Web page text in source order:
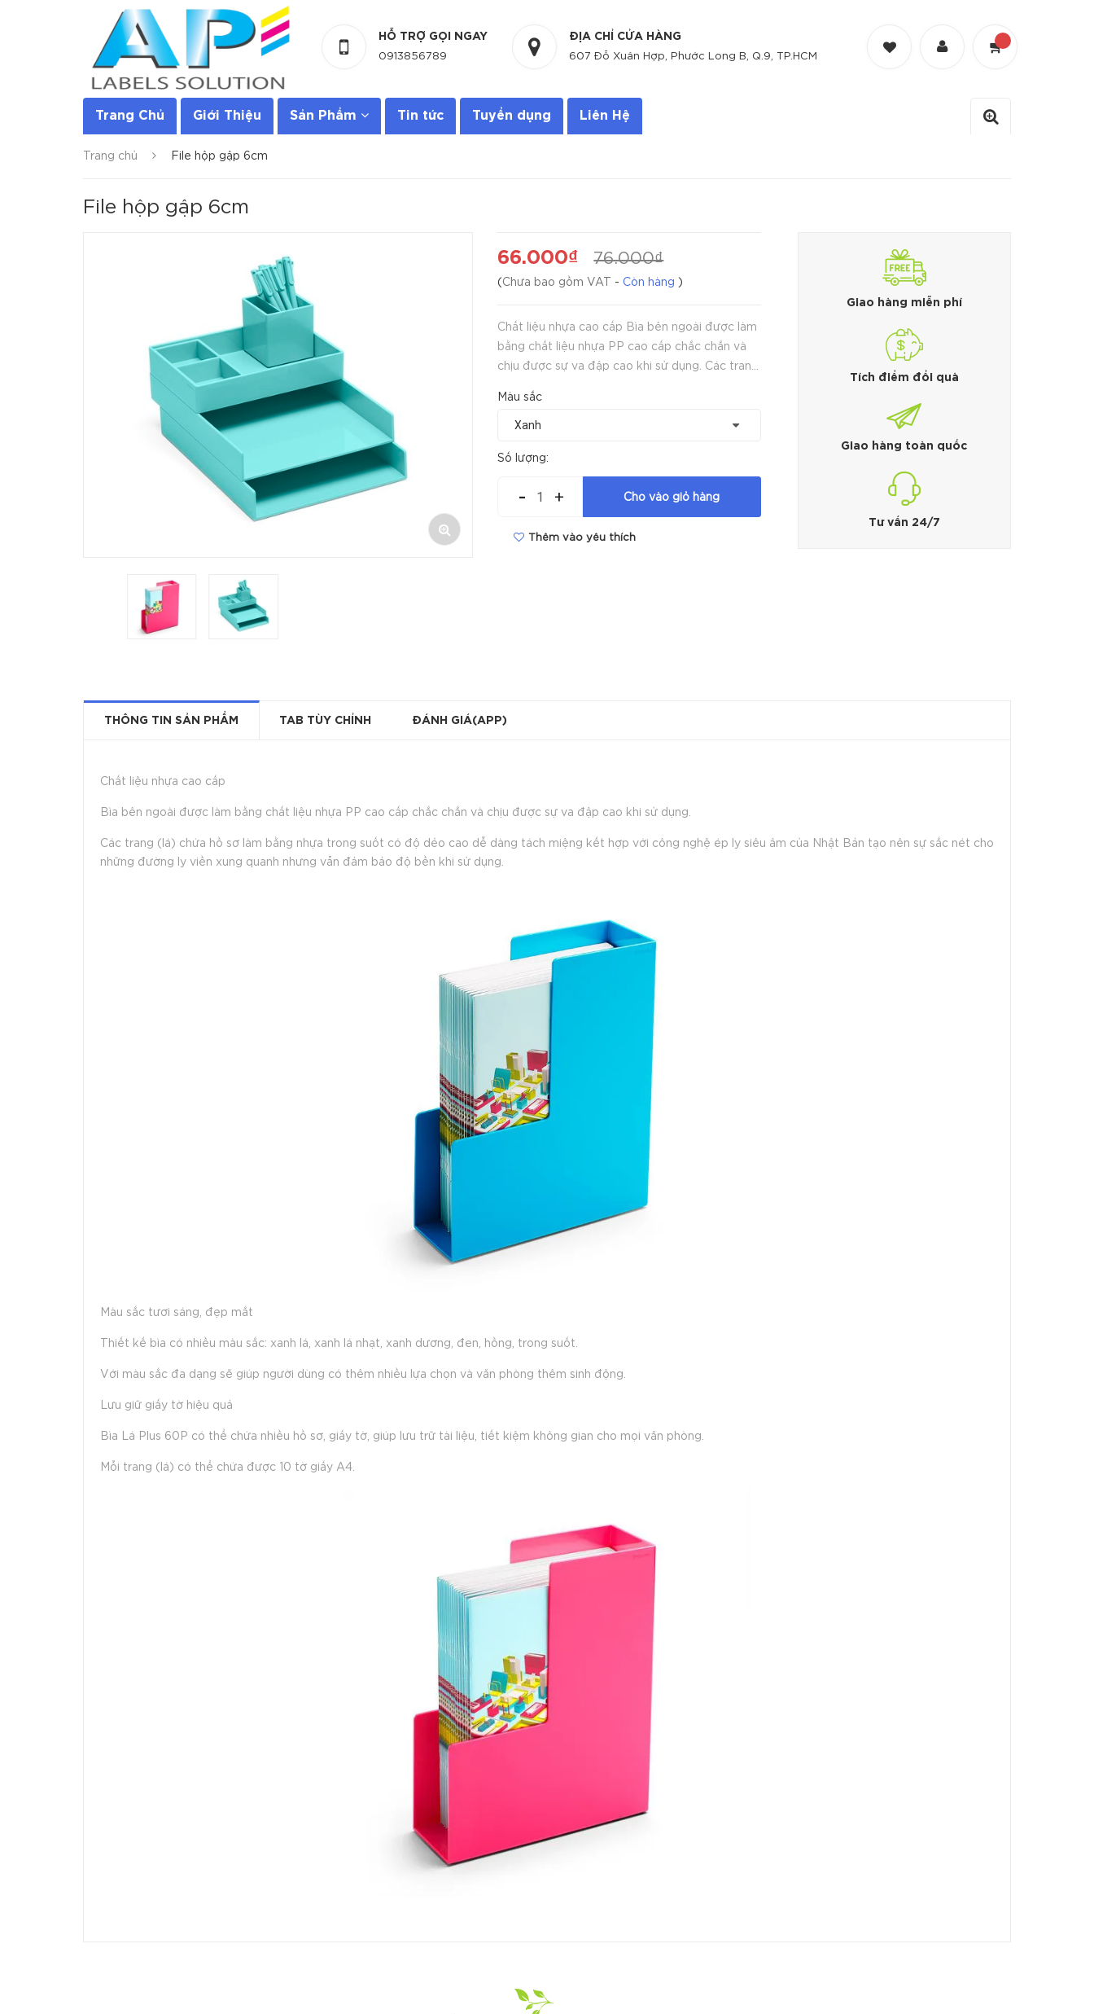
HỖ TRỢ GỌI NGAY
0913856789
ĐỊA CHỈ CỬA HÀNG
607 Đỗ Xuân Hợp, Phước Long B, Q.9, TP.HCM
Trang Chủ Giới Thiệu Sản Phẩm Tin tức Tuyển dụng Liên Hệ
Trang chủ File hộp gập 6cm
File hộp gập 6cm
66.000₫ 76.000₫
( Chưa bao gồm VAT - Còn hàng )
Chất liệu nhựa cao cấp Bìa bên ngoài được làm
bằng chất liệu nhựa PP cao cấp chắc chắn và
chịu được sự va đập cao khi sử dụng. Các trang
nghệ ép ly si...
Màu sắc
Số lượng:
- + Cho vào giỏ hàng
Thêm vào yêu thích
Giao hàng miễn phí
Tích điểm đổi quà
Giao hàng toàn quốc
Tư vấn 24/7
THÔNG TIN SẢN PHẨM TAB TÙY CHỈNH ĐÁNH GIÁ(APP)
Chất liệu nhựa cao cấp
Bìa bên ngoài được làm bằng chất liệu nhựa PP cao cấp chắc chắn và chịu được sự va đập cao khi sử dụng.
Các trang (lá) chứa hồ sơ làm bằng nhựa trong suốt có độ dẻo cao dễ dàng tách miệng kết hợp với công nghệ ép ly siêu âm của Nhật Bản tạo nên sự sắc nét cho
những đường ly viền xung quanh nhưng vẫn đảm bảo độ bền khi sử dụng.
Màu sắc tươi sáng, đẹp mắt
Thiết kế bìa có nhiều màu sắc: xanh lá, xanh lá nhạt, xanh dương, đen, hồng, trong suốt.
Với màu sắc đa dạng sẽ giúp người dùng có thêm nhiều lựa chọn và văn phòng thêm sinh động.
Lưu giữ giấy tờ hiệu quả
Bìa Lá Plus 60P có thể chứa nhiều hồ sơ, giấy tờ, giúp lưu trữ tài liệu, tiết kiệm không gian cho mọi văn phòng.
Mỗi trang (lá) có thể chứa được 10 tờ giấy A4.